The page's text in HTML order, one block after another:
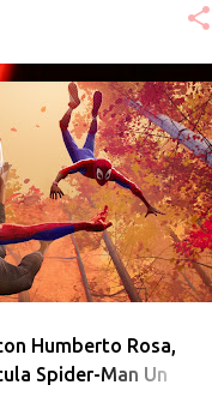
Humberto Rosa,
Spider-Man Un